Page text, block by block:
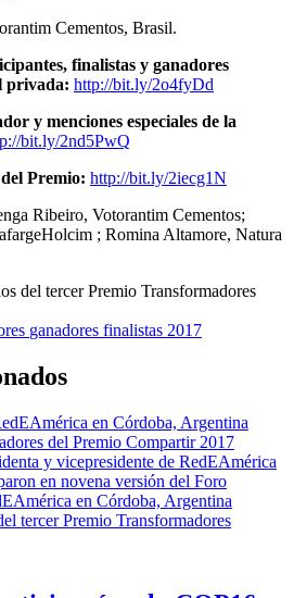
Cementos, Brasil.
finalistas y ganadores
privada: http://bit.ly/2o4fyDd
y menciones especiales de la
bit.ly/2nd5PwQ
Premio: http://bit.ly/2iecg1N
Ribeiro, Votorantim Cementos;
; Romina Altamore, Natura
del tercer Premio Transformadores
ganadores finalistas 2017
en Córdoba, Argentina
del Premio Compartir 2017
y vicepresidente de RedEAmérica
en novena versión del Foro
en Córdoba, Argentina
tercer Premio Transformadores